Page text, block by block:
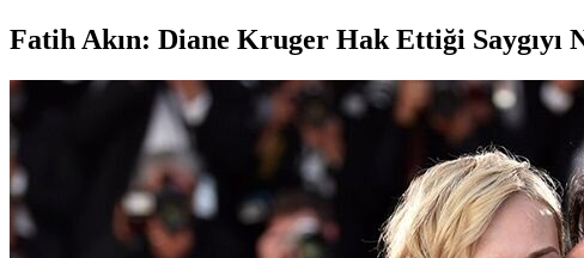
Fatih Akın: Diane Kruger Hak Ettiği Saygıyı